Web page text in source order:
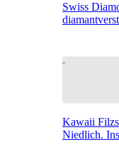
Swiss
Kawaii
Niedlich.